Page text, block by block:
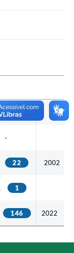
-
-
22 2002
1
146 2022